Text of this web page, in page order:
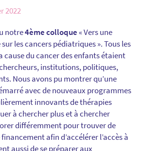
2022
notre4ème colloque« Vers une
les cancers pédiatriques ». Tous les
cause du cancer des enfants étaient
institutions, politiques,
Nous avons pu montrer qu’une
avec de nouveaux programmes
innovants de thérapies
à chercher plus et à chercher
différemment pour trouver de
afin d’accélérer l’accès à
aussi de se préparer aux